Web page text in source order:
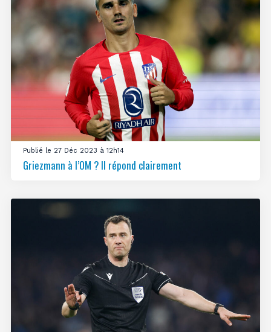
Publié le 27 Déc 2023 à 12h14
Griezmann à l’OM ? Il répond clairement